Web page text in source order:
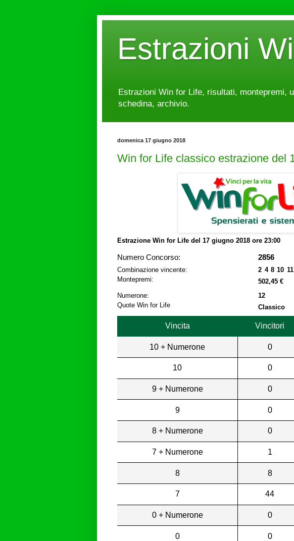
Estrazioni
Estrazioni Win for Life, risultati,
schedina, archivio.
domenica 17 giugno 2018
Win for Life classico estrazione del
Estrazione Win for Life del 17 giugno 2018 ore 23:00
Numero Concorso: 2856
Combinazione vincente:
2 4 8 10
Montepremi:
502,45 €
Numerone:
12
Quote Win for Life
Classico
Vincita Vincitori
10 + Numerone 0
10 0
9 + Numerone 0
9 0
8 + Numerone 0
7 + Numerone 1
8 8
7 44
0 + Numerone 0
0 0